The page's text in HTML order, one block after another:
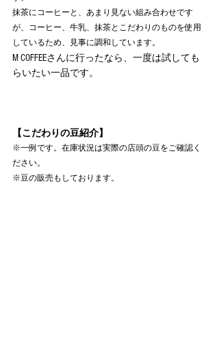
抹茶にコーヒーと、あまり見ない組み合わせです
が、コーヒー、牛乳、抹茶とこだわりのものを使用
しているため、見事に調和しています。
M COFFEEさんに行ったなら、一度は試しても
らいたい一品です。
【こだわりの豆紹介】
※一例です。在庫状況は実際の店頭の豆をご確認く
ださい。
※豆の販売もしております。